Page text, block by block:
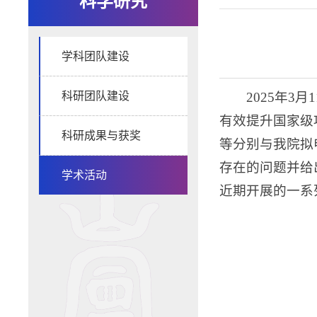
学科团队建设
科研团队建设
科研成果与获奖
学术活动
2025年3月
有效提升国家
等分别与我院
存在的问题并
近期开展的一